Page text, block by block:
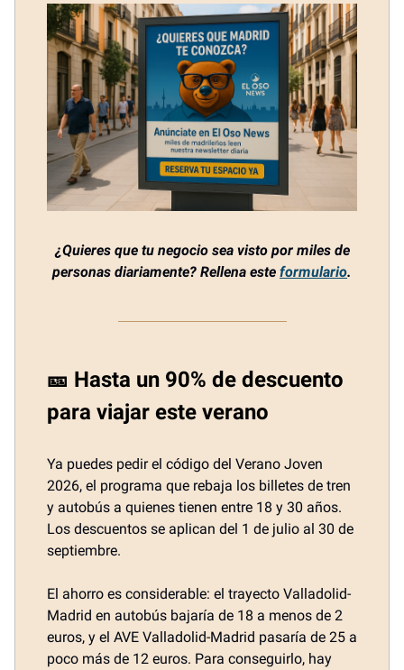
¿Quieres que tu negocio sea visto por miles de
personas diariamente? Rellena este formulario.
🎫 Hasta un 90% de descuento
para viajar este verano
Ya puedes pedir el código del Verano Joven
2026, el programa que rebaja los billetes de tren
y autobús a quienes tienen entre 18 y 30 años.
Los descuentos se aplican del 1 de julio al 30 de
septiembre.
El ahorro es considerable: el trayecto Valladolid-
Madrid en autobús bajaría de 18 a menos de 2
euros, y el AVE Valladolid-Madrid pasaría de 25 a
poco más de 12 euros. Para conseguirlo, hay